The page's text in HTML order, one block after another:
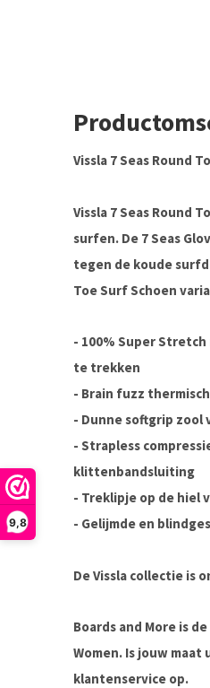
9,8
Vissla 7 Seas Round
Vissla 7 Seas Round
surfen. De 7 Seas
tegen de koude
Toe Surf Schoen
- 100% Super
te trekken
- Brain fuzz
- Dunne softgrip
- Strapless
klittenbandsluiting
- Treklipje op de hiel
- Gelijmde en
De Vissla collectie is
Boards and More is
Women. Is jouw
klantenservice op.